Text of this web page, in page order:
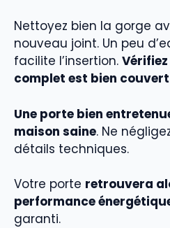
Nettoyez bien la gorge
nouveau joint. Un peu
facilite l’insertion.
complet est bien couvert
Une porte bien
maison saine. Ne
détails techniques.
Votre porte retrouvera
performance
garanti.